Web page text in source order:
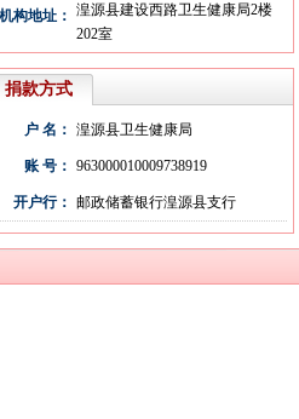
机构地址： 湟源县建设西路卫生健康局2楼
202室
捐款方式
户 名： 湟源县卫生健康局
账 号： 963000010009738919
开户行： 邮政储蓄银行湟源县支行